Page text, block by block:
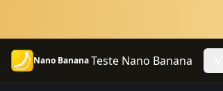
Nano BananaTeste Nano Banana